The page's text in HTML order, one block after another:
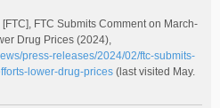
FTC Submits Comment on March-
Drug Prices (2024),
press-releases/2024/02/ftc-submits-
lower-drug-prices (last visited May.